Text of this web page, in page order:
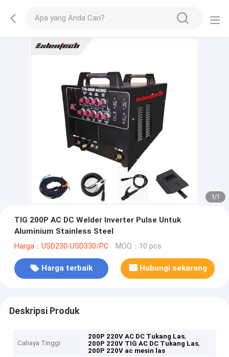
1/1
TIG 200P AC DC Welder Inverter Pulse Untuk
Aluminium Stainless Steel
Harga：USD230-USD330/PC MOQ：10 pcs
Harga terbaik Hubungi sekarang
Deskripsi Produk
Cahaya Tinggi
200P 220V AC DC Tukang Las,
200P 220V TIG AC DC Tukang Las,
200P 220V ac mesin las